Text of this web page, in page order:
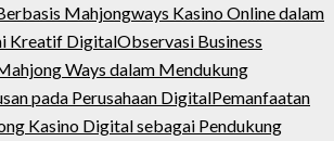
Mahjongways Kasino Online dalam
Kreatif DigitalObservasi Business
Ways dalam Mendukung
pada Perusahaan DigitalPemanfaatan
Kasino Digital sebagai Pendukung